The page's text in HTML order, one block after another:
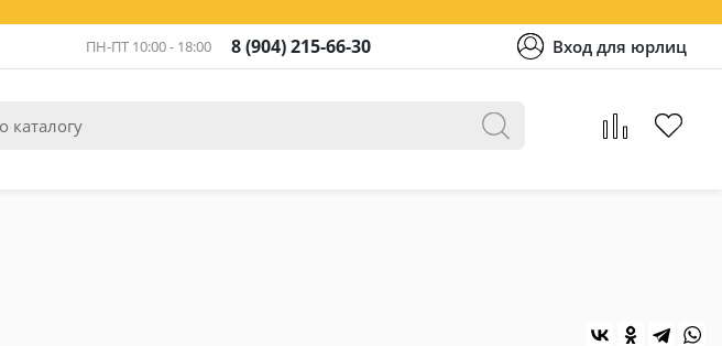
ПН-ПТ 10:00 - 18:00 8 (904) 215-66-30 Вход для юрлиц